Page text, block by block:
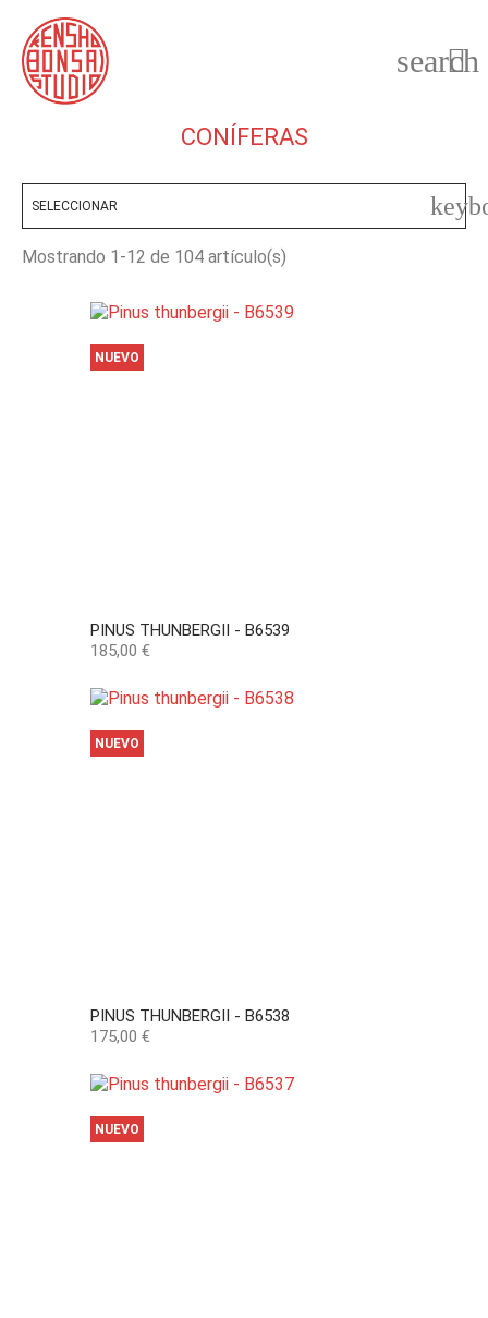

search
CONÍFERAS
SELECCIONAR
Mostrando 1-12 de 104 artículo(s)
PINUS THUNBERGII - B6539
Precio
185,00 €
NUEVO
PINUS THUNBERGII - B6538
Precio
175,00 €
NUEVO
NUEVO